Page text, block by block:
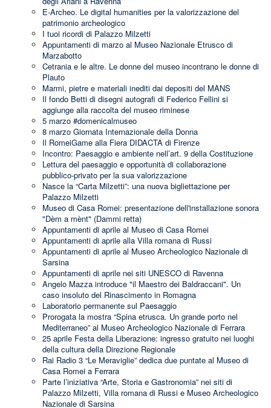
E-Archeo. Le digital humanities per la valorizzazione del
patrimonio archeologico
I tuoi ricordi di Palazzo Milzetti
Appuntamenti di marzo al Museo Nazionale Etrusco di
Marzabotto
Cetrania e le altre. Le donne del museo incontrano le donne di
Plauto
Marmi, pietre e materiali inediti dai depositi del MANS
Il fondo Betti di disegni autografi di Federico Fellini si
aggiunge alla raccolta del museo riminese
5 marzo #domenicalmuseo
8 marzo Giornata Internazionale della Donna
Il RomeiGame alla Fiera DIDACTA di Firenze
Incontro: Paesaggio e ambiente nell’art. 9 della Costituzione
Lettura del paesaggio e opportunità di collaborazione
pubblico-privato per la sua valorizzazione
Nasce la “Carta Milzetti”: una nuova bigliettazione per
Palazzo Milzetti
Museo di Casa Romei: presentazione dell'installazione sonora
"Dèm a mènt" (Dammi retta)
Appuntamenti di aprile al Museo di Casa Romei
Appuntamenti di aprile alla Villa romana di Russi
Appuntamenti di aprile al Museo Archeologico Nazionale di
Sarsina
Appuntamenti di aprile nei siti UNESCO di Ravenna
Angelo Mazza introduce "il Maestro dei Baldraccani". Un
caso insoluto del Rinascimento in Romagna
Laboratorio permanente sul Paesaggio
Prorogata la mostra “Spina etrusca. Un grande porto nel
Mediterraneo” al Museo Archeologico Nazionale di Ferrara
25 aprile Festa della Liberazione: ingresso gratuito nei luoghi
della cultura della Direzione Regionale
Rai Radio 3 “Le Meraviglie” dedica due puntate al Museo di
Casa Romei a Ferrara
Parte l’iniziativa “Arte, Storia e Gastronomia” nei siti di
Palazzo Milzetti, Villa romana di Russi e Museo Archeologico
Nazionale di Sarsina